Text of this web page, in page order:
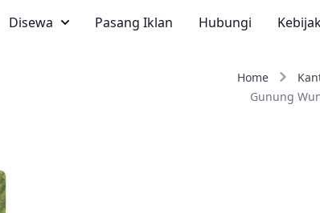
Disewa Pasang Iklan Hubungi
Home
Gunung